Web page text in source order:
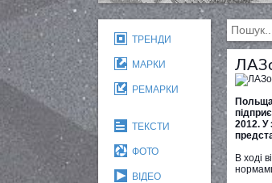
ТРЕНДИ
МАРКИ
РЕМАРКИ
ТЕКСТИ
ФОТО
ВІДЕО
2012. У
В ході